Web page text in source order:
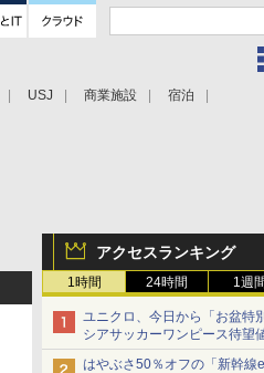
USJ 商業施設 宿泊
アクセスランキング
1時間 24時間 1週
ユニクロ、今日から「お盆特
シアサッカーワンピース待望
ショーツは1990円に
はやぶさ50％オフの「新幹線